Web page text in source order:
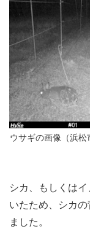
ウサギの画像（浜松
シカ、もしくは
いたため、シカ
ました。